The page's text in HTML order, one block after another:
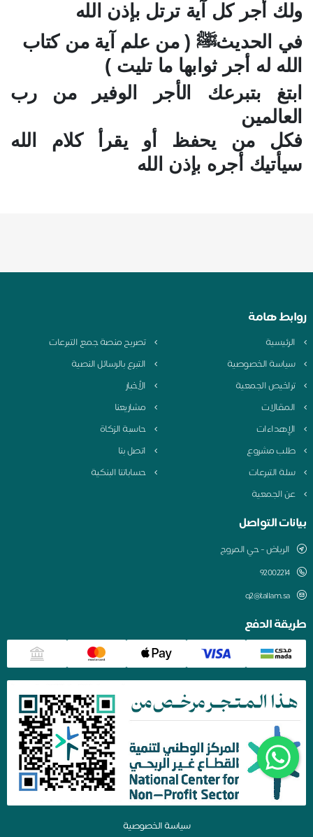
ولك أجر كل آية ترتل بإذن الله
في الحديثﷺ ( من علم آية من كتاب
الله له أجر ثوابها ما تليت )
ابتغ بتبرعك الأجر الوفير من رب
العالمين
فكل من يحفظ أو يقرأ كلام الله
سيأتيك أجره بإذن الله
روابط هامة
الرئيسية
تصريح منصة جمع التبرعات
سياسة الخصوصية
التبرع بالرسائل النصية
تراخيص الجمعية
الأخبار
المقالات
مشاريعنا
الإهداءات
حاسبة الزكاة
طلب مشروع
اتصل بنا
سلة التبرعات
حساباتنا البنكية
عن الجمعية
بيانات التواصل
الرياض - حي المروج
⁦92002214
q2@tallam.sa
طريقة الدفع
سياسة الخصوصية